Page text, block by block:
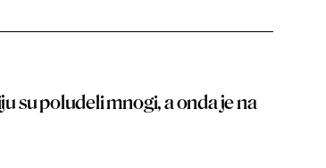
su poludeli mnogi, a onda je na